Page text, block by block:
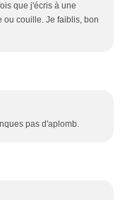
que j'écris à une
ou couille. Je faiblis, bon
pas d'aplomb.